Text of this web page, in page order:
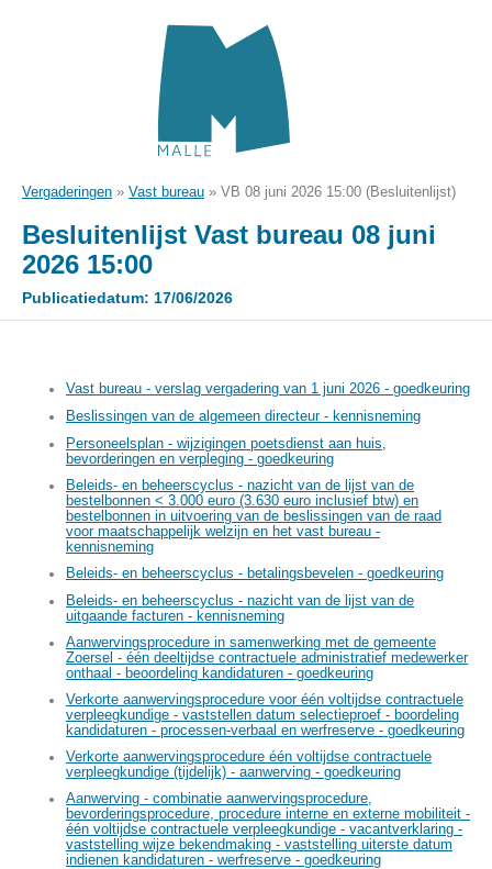
Vergaderingen » Vast bureau » VB 08 juni 2026 15:00 (Besluitenlijst)
Besluitenlijst Vast bureau 08 juni
2026 15:00
Publicatiedatum: 17/06/2026
Vast bureau - verslag vergadering van 1 juni 2026 - goedkeuring
Beslissingen van de algemeen directeur - kennisneming
Personeelsplan - wijzigingen poetsdienst aan huis,
bevorderingen en verpleging - goedkeuring
Beleids- en beheerscyclus - nazicht van de lijst van de
bestelbonnen < 3.000 euro (3.630 euro inclusief btw) en
bestelbonnen in uitvoering van de beslissingen van de raad
voor maatschappelijk welzijn en het vast bureau -
kennisneming
Beleids- en beheerscyclus - betalingsbevelen - goedkeuring
Beleids- en beheerscyclus - nazicht van de lijst van de
uitgaande facturen - kennisneming
Aanwervingsprocedure in samenwerking met de gemeente
Zoersel - één deeltijdse contractuele administratief medewerker
onthaal - beoordeling kandidaturen - goedkeuring
Verkorte aanwervingsprocedure voor één voltijdse contractuele
verpleegkundige - vaststellen datum selectieproef - boordeling
kandidaturen - processen-verbaal en werfreserve - goedkeuring
Verkorte aanwervingsprocedure één voltijdse contractuele
verpleegkundige (tijdelijk) - aanwerving - goedkeuring
Aanwerving - combinatie aanwervingsprocedure,
bevorderingsprocedure, procedure interne en externe mobiliteit -
één voltijdse contractuele verpleegkundige - vacantverklaring -
vaststelling wijze bekendmaking - vaststelling uiterste datum
indienen kandidaturen - werfreserve - goedkeuring